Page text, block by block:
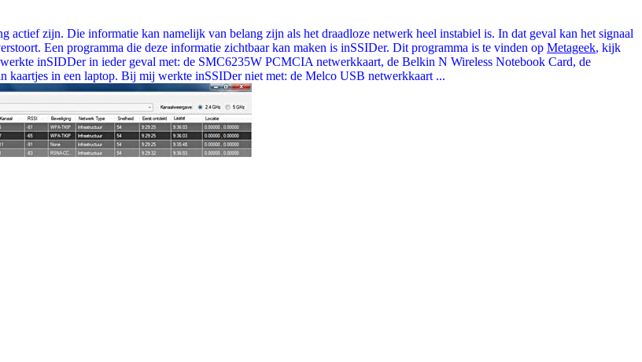
actief zijn. Die informatie kan namelijk van belang zijn als het draadloze netwerk heel instabiel is. In dat geval kan het signaal
Een programma die deze informatie zichtbaar kan maken is inSSIDer. Dit programma is te vinden op Metageek, kijk
inSIDDer in ieder geval met: de SMC6235W PCMCIA netwerkkaart, de Belkin N Wireless Notebook Card, de
in een laptop. Bij mij werkte inSSIDer niet met: de Melco USB netwerkkaart ...